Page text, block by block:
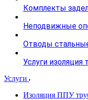
Комплекты
Неподвижные
Отводы
Услуги изоляция
Услуги
Изоляция ППУ